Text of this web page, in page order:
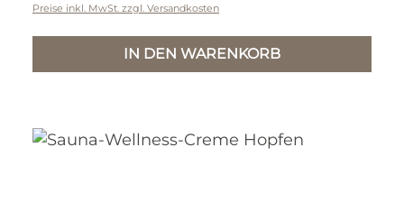
Preise inkl. MwSt. zzgl. Versandkosten
IN DEN WARENKORB